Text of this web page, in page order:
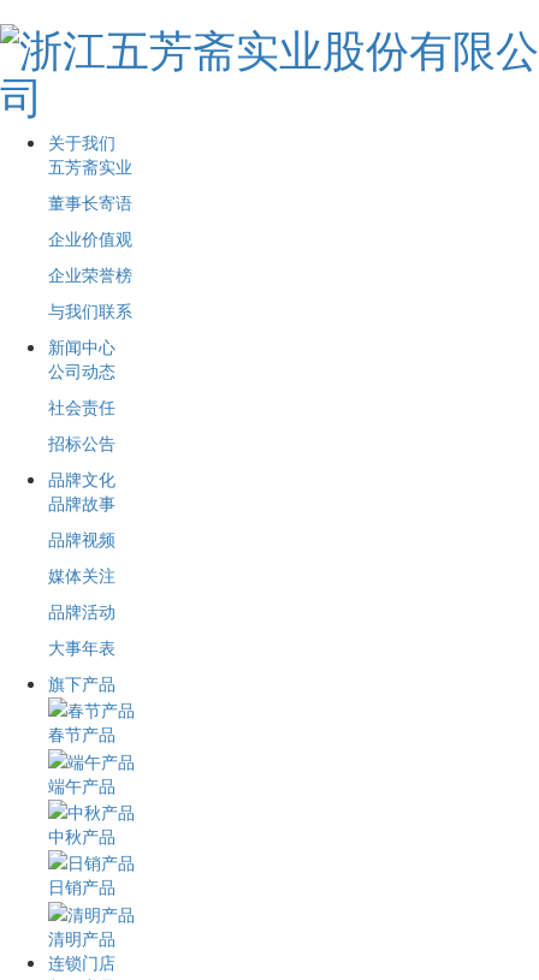
关于我们
五芳斋实业
董事长寄语
企业价值观
企业荣誉榜
与我们联系
新闻中心
公司动态
社会责任
招标公告
品牌文化
品牌故事
品牌视频
媒体关注
品牌活动
大事年表
旗下产品
春节产品
端午产品
中秋产品
日销产品
清明产品
连锁门店